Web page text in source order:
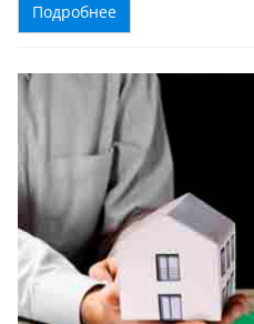
Подробнее